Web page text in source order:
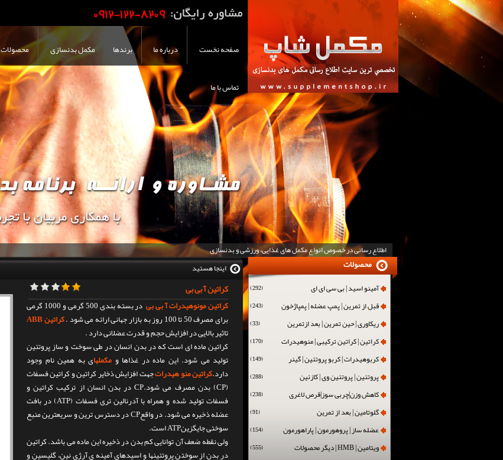
صفحه نخست درباره ما برندها مکمل بدنسازی محصولات
تماس با ما
اطلاع رسانی در خصوص انواع مکمل های غذایی، ورزشی و بدنسازی
اینجا هستید
کراتین آ بی بی
کراتین مونوهیدرات آ بی بی
در بسته بندی 500 گرمی و 1000 گرمی
برای مصرف 50 تا 100 روز به بازار جهانی ارائه می شود .
کراتین ABB
تاثیر بالایی در افزایش حجم و قدرت عضلانی دارد .
کراتین ماده ای است که در بدن انسان در طی سوخت و ساز پروتئین
تولید می شود. این ماده در غذاها و مکملهای به همین نام وجود
دارد.کراتین منو هیدراتجهت افزایش ذخایر کراتین و کراتین فسفات
(CP) بدن مصرف می شود.CP در بدن انسان از ترکیب کراتین و
فسفات تولید شده و همراه با آدرنالین تری فسفات (ATP) در بافت
عضله ذخیره می شود. در واقعCP در دسترس ترین و سریعترین منبع
سوختی جایگزینATP است.
ولی نقطه ضعف آن توانایی کم بدن در ذخیره این ماده می باشد. کراتین
در بدن از سوختن پروتئینها و اسیدهای آمینه ی آرژی نین، گلیسین و
آمینو اسید | بی سی ای ای (292)
قبل از تمرین | پمپ عضله | پمپاژخون (243)
ریکاوری | حین تمرین | بعد ازتمرین (33)
کراتین | کراتین ترکیبی | منوهیدرات (170)
کربوهیدرات | کربو پروتئین | گینر (149)
پروتئین | پروتئین وی | کازئین (288)
کاهش وزن|چربی سوز|قرص لاغری (238)
گلوتامین | بعد از تمرین (91)
عضله ساز | پروهورمون | پاراهورمون (154)
ویتامین | HMB | دیگر محصولات (555)
محصولات